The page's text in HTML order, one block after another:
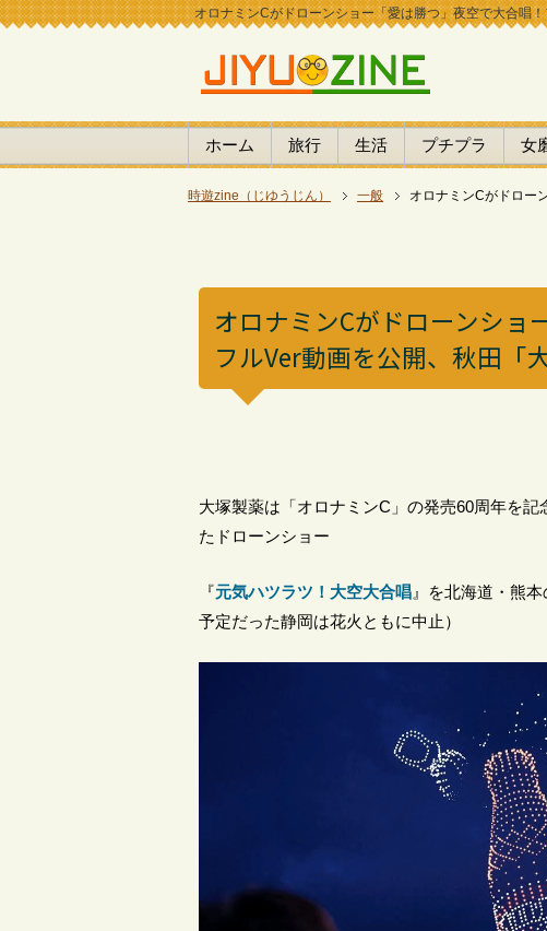
オロナミンCがドローンショー「愛は勝つ」夜空で大合唱
ホーム 旅行 生活 プチプラ 女
時遊zine（じゆうじん） 一般 オロナミンCがドロー
オロナミンCがドローンショ
フルVer動画を公開、秋田「
大塚製薬は「オロナミンC」の発売60周年を
たドローンショー
『元気ハツラツ！大空大合唱 』を北海道・熊
予定だった静岡は花火ともに中止）